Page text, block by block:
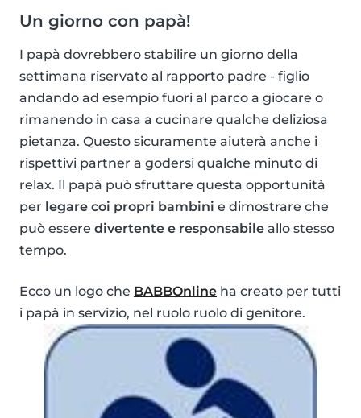
Un giorno con papà!
I papà dovrebbero stabilire un giorno della
settimana riservato al rapporto padre - figlio
andando ad esempio fuori al parco a giocare o
rimanendo in casa a cucinare qualche deliziosa
pietanza. Questo sicuramente aiuterà anche i
rispettivi partner a godersi qualche minuto di
relax. Il papà può sfruttare questa opportunità
per legare coi propri bambini e dimostrare che
può essere divertente e responsabile allo stesso
tempo.
Ecco un logo che BABBOnline ha creato per tutti
i papà in servizio, nel ruolo ruolo di genitore.